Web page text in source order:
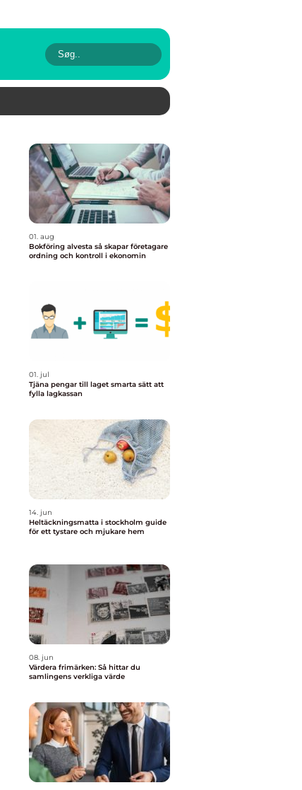
01. aug
Bokföring alvesta så skapar företagare
ordning och kontroll i ekonomin
01. jul
Tjäna pengar till laget smarta sätt att
fylla lagkassan
14. jun
Heltäckningsmatta i stockholm guide
för ett tystare och mjukare hem
08. jun
Värdera frimärken: Så hittar du
samlingens verkliga värde